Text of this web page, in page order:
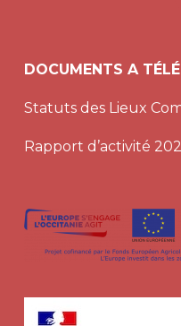
DOCUMENTS A
Statuts des Lieux
Rapport d’activité